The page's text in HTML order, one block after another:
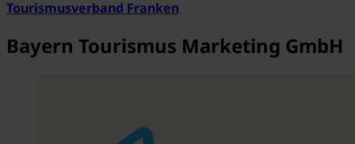
Tourismusverband Franken
Bayern Tourismus Marketing GmbH